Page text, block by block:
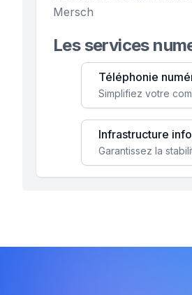
Mersch
Les services
Téléphonie
Infrastructure